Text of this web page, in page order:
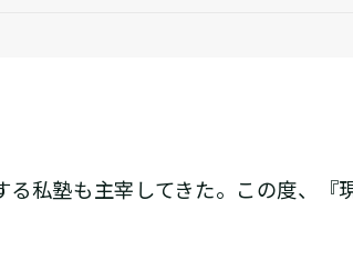
私塾も主宰してきた。この度、『